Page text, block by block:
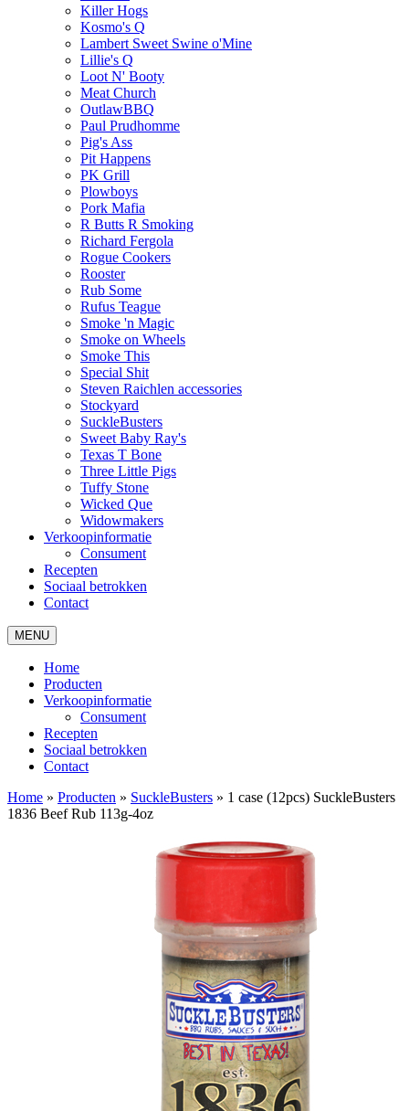
Killer Hogs
Kosmo's Q
Lambert Sweet Swine o'Mine
Lillie's Q
Loot N' Booty
Meat Church
OutlawBBQ
Paul Prudhomme
Pig's Ass
Pit Happens
PK Grill
Plowboys
Pork Mafia
R Butts R Smoking
Richard Fergola
Rogue Cookers
Rooster
Rub Some
Rufus Teague
Smoke 'n Magic
Smoke on Wheels
Smoke This
Special Shit
Steven Raichlen accessories
Stockyard
SuckleBusters
Sweet Baby Ray's
Texas T Bone
Three Little Pigs
Tuffy Stone
Wicked Que
Widowmakers
Verkoopinformatie
Consument
Recepten
Sociaal betrokken
Contact
MENU
Home
Producten
Verkoopinformatie
Consument
Recepten
Sociaal betrokken
Contact
Home » Producten » SuckleBusters » 1 case (12pcs) SuckleBusters
1836 Beef Rub 113g-4oz